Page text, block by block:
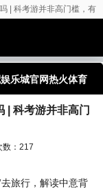
| 科考游并非高门槛，有
乐城官网热火体育
可奔赴
| 科考游并非高门
数：217
旅行，解读中意背